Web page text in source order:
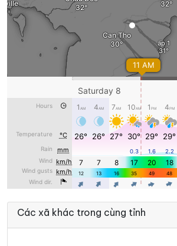
Các xã khác trong cùng tỉnh